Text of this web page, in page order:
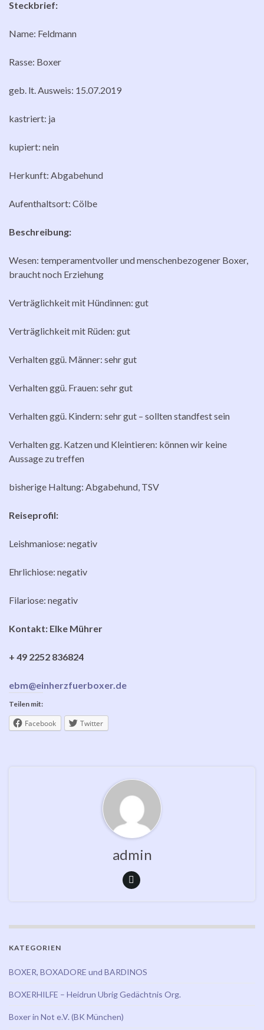
Steckbrief:
Name: Feldmann
Rasse: Boxer
geb. lt. Ausweis: 15.07.2019
kastriert: ja
kupiert: nein
Herkunft: Abgabehund
Aufenthaltsort: Cölbe
Beschreibung:
Wesen: temperamentvoller und menschenbezogener Boxer,
braucht noch Erziehung
Verträglichkeit mit Hündinnen: gut
Verträglichkeit mit Rüden: gut
Verhalten ggü. Männer: sehr gut
Verhalten ggü. Frauen: sehr gut
Verhalten ggü. Kindern: sehr gut – sollten standfest sein
Verhalten gg. Katzen und Kleintieren: können wir keine
Aussage zu treffen
bisherige Haltung: Abgabehund, TSV
Reiseprofil:
Leishmaniose: negativ
Ehrlichiose: negativ
Filariose: negativ
Kontakt: Elke Mührer
+ 49 2252 836824
ebm@einherzfuerboxer.de
Teilen mit:
Facebook Twitter
admin
KATEGORIEN
BOXER, BOXADORE und BARDINOS
BOXERHILFE – Heidrun Ubrig Gedächtnis Org.
Boxer in Not e.V. (BK München)